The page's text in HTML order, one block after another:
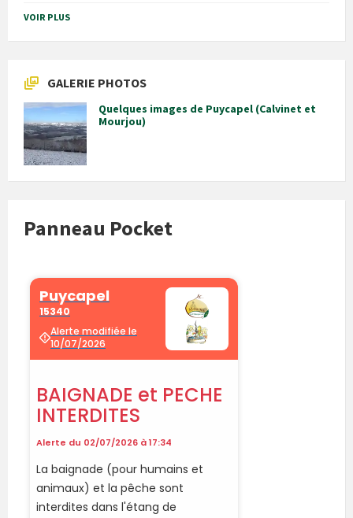
VOIR PLUS
GALERIE PHOTOS
Quelques images de Puycapel (Calvinet et
Mourjou)
Panneau Pocket